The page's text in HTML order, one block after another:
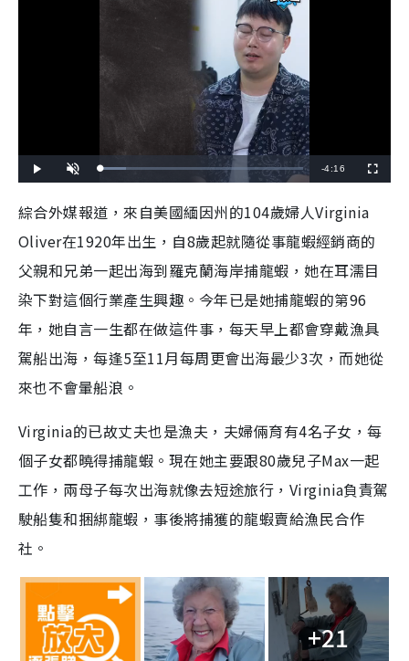
l
n
t
e
L
o
d
1
2
6
6
R
a
i
n
i
n
m
e
-4:16
u
s
c
e
e
綜合外媒報道，來自美國緬因州的104歲婦人Virginia
Oliver在1920年出生，自8歲起就隨從事龍蝦經銷商的
父親和兄弟一起出海到羅克蘭海岸捕龍蝦，她在耳濡目
染下對這個行業產生興趣。今年已是她捕龍蝦的第96
年，她自言一生都在做這件事，每天早上都會穿戴漁具
駕船出海，每逢5至11月每周更會出海最少3次，而她從
來也不會暈船浪。
Virginia的已故丈夫也是漁夫，夫婦倆育有4名子女，每
個子女都曉得捕龍蝦。現在她主要跟80歲兒子Max一起
工作，兩母子每次出海就像去短途旅行，Virginia負責駕
駛船隻和捆綁龍蝦，事後將捕獲的龍蝦賣給漁民合作
社。
+21